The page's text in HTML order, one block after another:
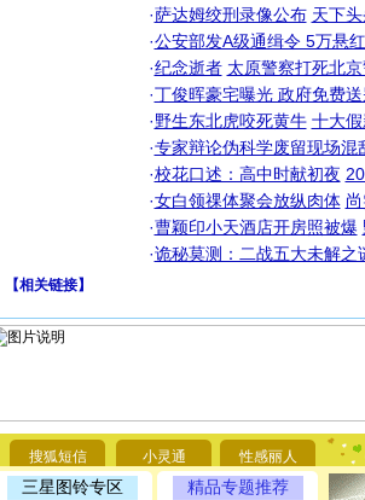
·萨达姆绞刑录像公布 天下
·公安部发A级通缉令 5万悬
·纪念逝者 太原警察打死北
·丁俊晖豪宅曝光 政府免费
·野生东北虎咬死黄牛 十大
·专家辩论伪科学废留现场混
·校花口述：高中时献初夜
·女白领祼体聚会放纵肉体
·曹颖印小天酒店开房照被爆
·诡秘莫测：二战五大未解之
【相关链接】
搜狐短信 小灵通 性感丽人
三星图铃专区 精品专题推荐
[圣诞
能正
都要